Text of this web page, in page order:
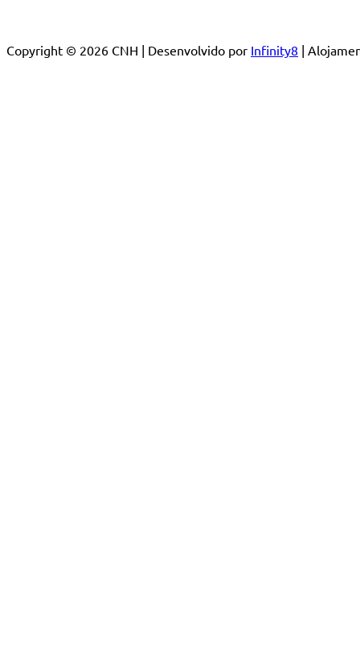
Copyright © 2026 CNH | Desenvolvido por Infinity8 |